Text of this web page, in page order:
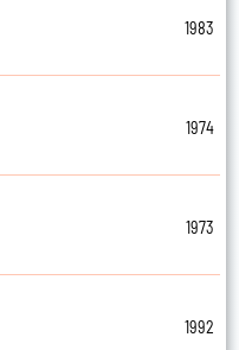
1983
1974
1973
1992